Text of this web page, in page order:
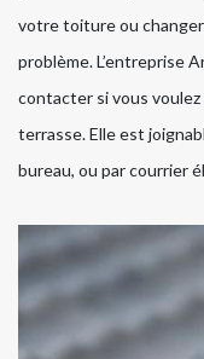
votre toiture ou
problème. L’entreprise
contacter si vous
terrasse. Elle est
bureau, ou par courrier